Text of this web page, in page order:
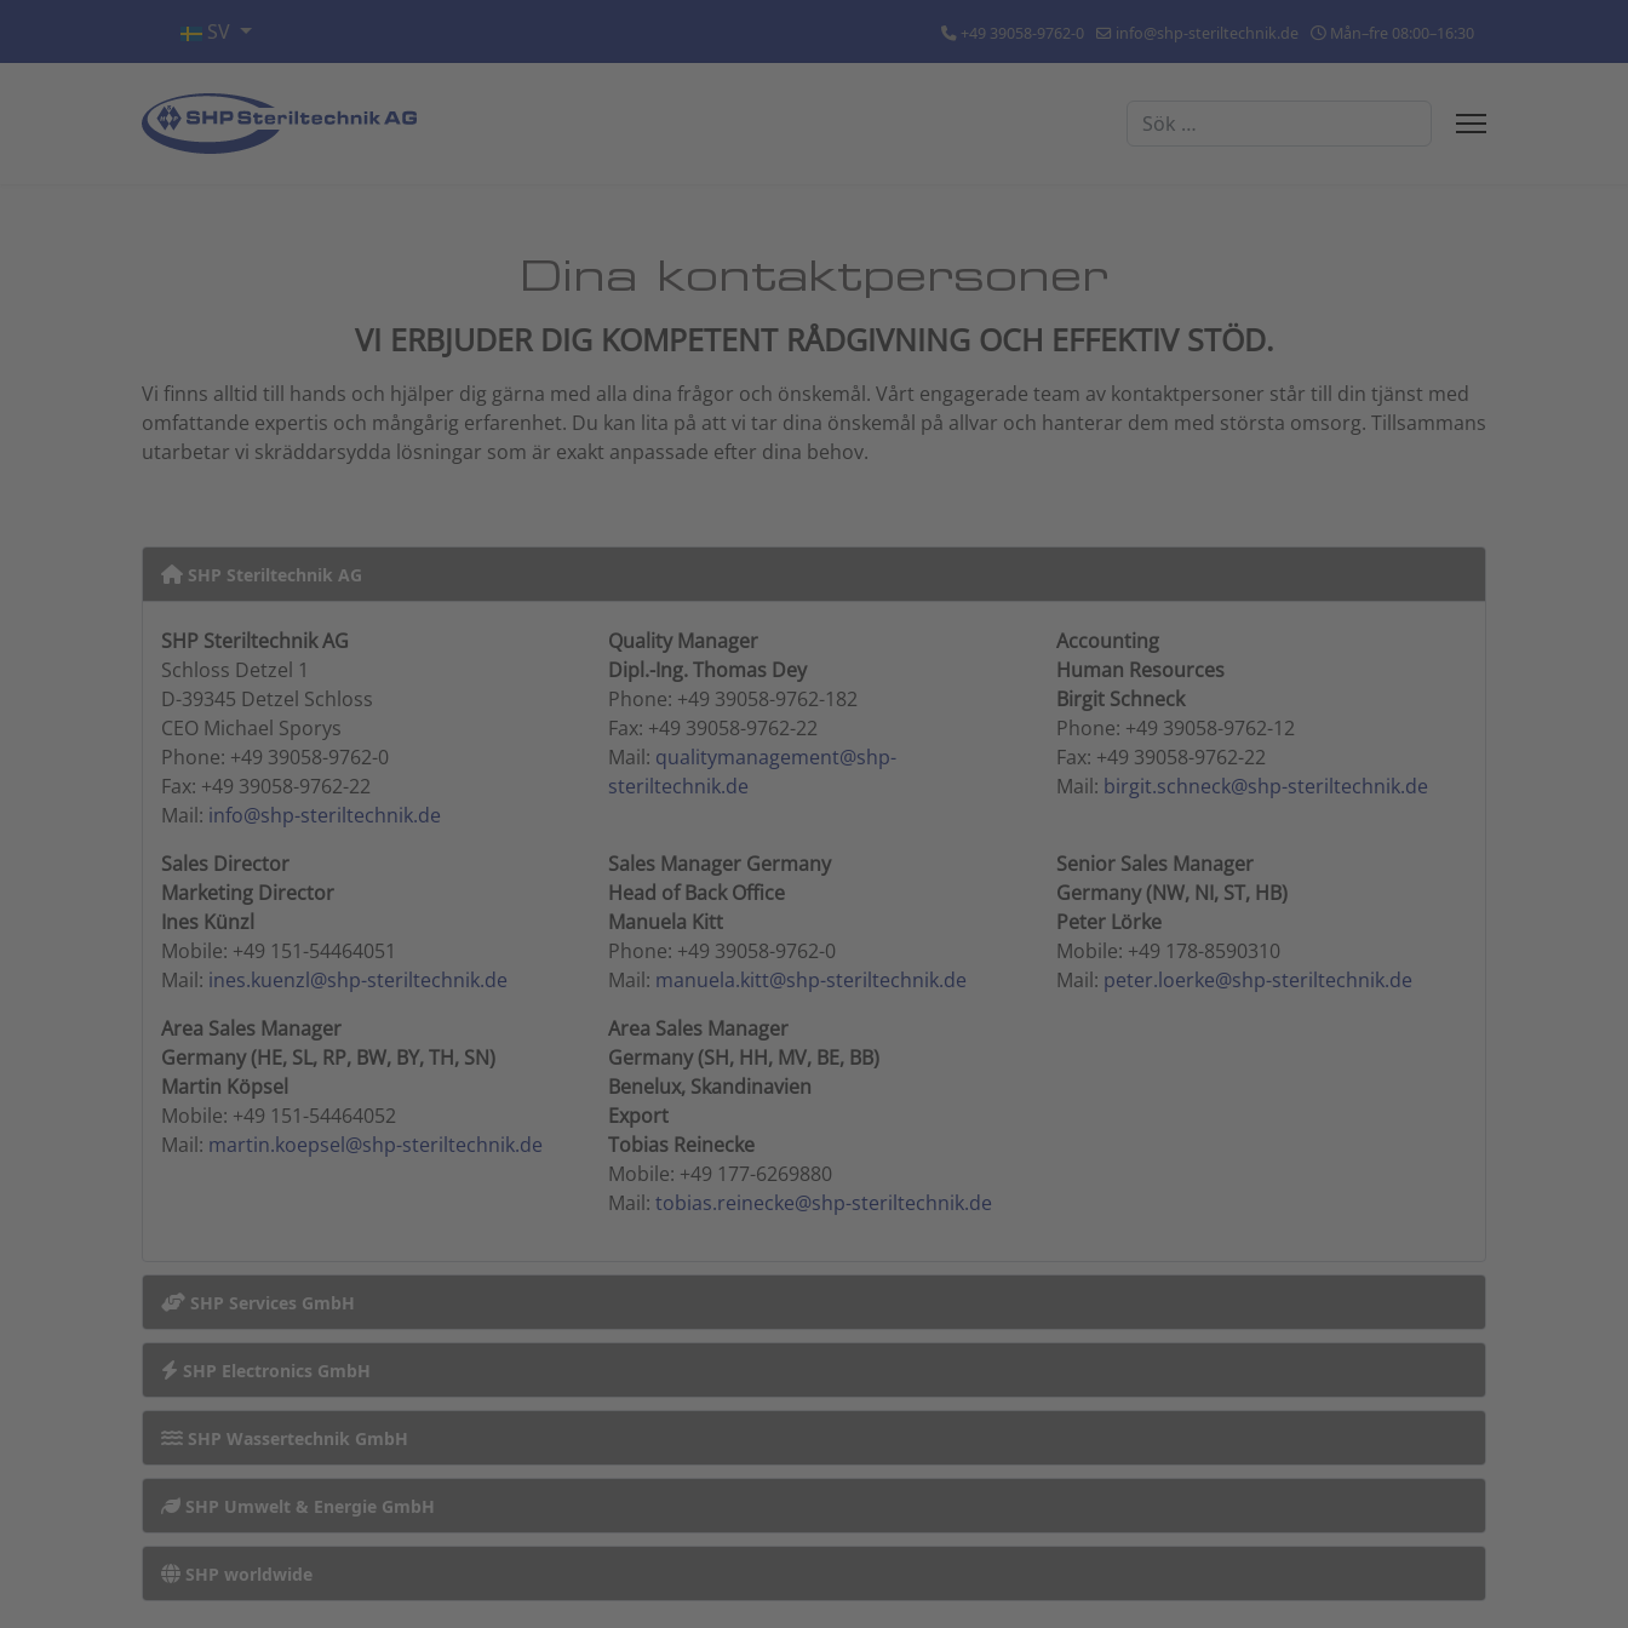
Välj ditt språk
SV +49 39058-9762-0 info@shp-steriltechnik.de Mån–fre 08:00–16:30
Sök
Dina kontaktpersoner
VI ERBJUDER DIG KOMPETENT RÅDGIVNING OCH EFFEKTIV STÖD.
Vi finns alltid till hands och hjälper dig gärna med alla dina frågor och önskemål. Vårt engagerade team av kontaktpersoner står till din tjänst med
omfattande expertis och mångårig erfarenhet. Du kan lita på att vi tar dina önskemål på allvar och hanterar dem med största omsorg. Tillsammans
utarbetar vi skräddarsydda lösningar som är exakt anpassade efter dina behov.
SHP Steriltechnik AG
SHP Steriltechnik AG
Schloss Detzel 1
D-39345 Detzel Schloss
CEO Michael Sporys
Phone: +49 39058-9762-0
Fax: +49 39058-9762-22
Mail: info@shp-steriltechnik.de
Quality Manager
Dipl.-Ing. Thomas Dey
Phone: +49 39058-9762-182
Fax: +49 39058-9762-22
Mail: qualitymanagement@shp-
steriltechnik.de
Accounting
Human Resources
Birgit Schneck
Phone: +49 39058-9762-12
Fax: +49 39058-9762-22
Mail: birgit.schneck@shp-steriltechnik.de
Sales Director
Marketing Director
Ines Künzl
Mobile: +49 151-54464051
Mail: ines.kuenzl@shp-steriltechnik.de
Sales Manager Germany
Head of Back Office
Manuela Kitt
Phone: +49 39058-9762-0
Mail: manuela.kitt@shp-steriltechnik.de
Senior Sales Manager
Germany (NW, NI, ST, HB)
Peter Lörke
Mobile: +49 178-8590310
Mail: peter.loerke@shp-steriltechnik.de
Area Sales Manager
Germany (HE, SL, RP, BW, BY, TH, SN)
Martin Köpsel
Mobile: +49 151-54464052
Mail: martin.koepsel@shp-steriltechnik.de
Area Sales Manager
Germany (SH, HH, MV, BE, BB)
Benelux, Skandinavien
Export
Tobias Reinecke
Mobile: +49 177-6269880
Mail:tobias.reinecke@shp-steriltechnik.de
SHP Services GmbH
SHP Electronics GmbH
SHP Wassertechnik GmbH
SHP Umwelt & Energie GmbH
SHP worldwide